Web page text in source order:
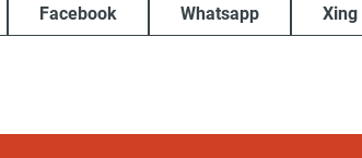
Facebook Whatsapp Xing